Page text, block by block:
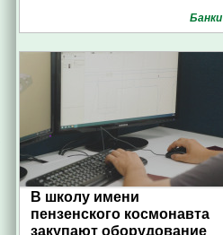
Банки
В школу имени
пензенского космонавта
закупают оборудование